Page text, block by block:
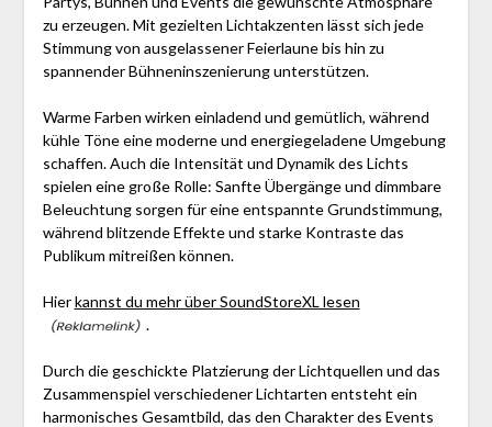
zu erzeugen. Mit gezielten Lichtakzenten lässt sich jede
Stimmung von ausgelassener Feierlaune bis hin zu
spannender Bühneninszenierung unterstützen.
Warme Farben wirken einladend und gemütlich, während
kühle Töne eine moderne und energiegeladene Umgebung
schaffen. Auch die Intensität und Dynamik des Lichts
spielen eine große Rolle: Sanfte Übergänge und dimmbare
Beleuchtung sorgen für eine entspannte Grundstimmung,
während blitzende Effekte und starke Kontraste das
Publikum mitreißen können.
Hierkannst du mehr über SoundStoreXL lesen
.
Durch die geschickte Platzierung der Lichtquellen und das
Zusammenspiel verschiedener Lichtarten entsteht ein
harmonisches Gesamtbild, das den Charakter des Events